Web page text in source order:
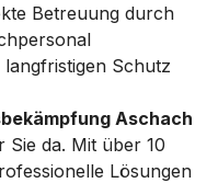
Betreuung durch
Schutz
Aschach
da. Mit über 10
Lösungen